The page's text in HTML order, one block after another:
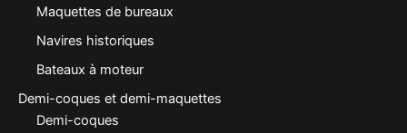
Maquettes de bureaux
Navires historiques
Bateaux à moteur
Demi-coques et demi-maquettes
Demi-coques